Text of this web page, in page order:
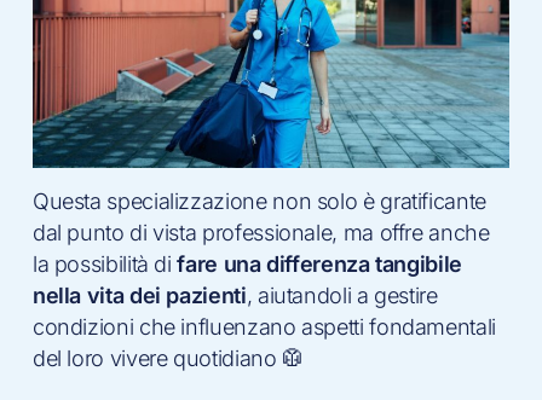
Questa specializzazione non solo è gratificante
dal punto di vista professionale, ma offre anche
la possibilità difare una differenza tangibile
nella vita dei pazienti, aiutandoli a gestire
condizioni che influenzano aspetti fondamentali
del loro vivere quotidiano 🥼